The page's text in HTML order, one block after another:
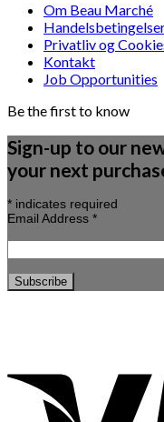
Om Beau Marché
Privatliv og
Kontakt
Job Opportunities
Be the first to know
Sign-up to our
your next
* indicates required
Email Address *